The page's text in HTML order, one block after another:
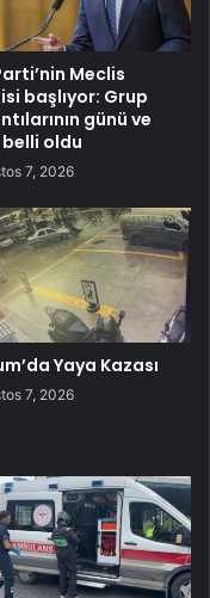
Meclis
başlıyor: Grup
günü ve
oldu
7, 2026
Yaya Kazası
7, 2026